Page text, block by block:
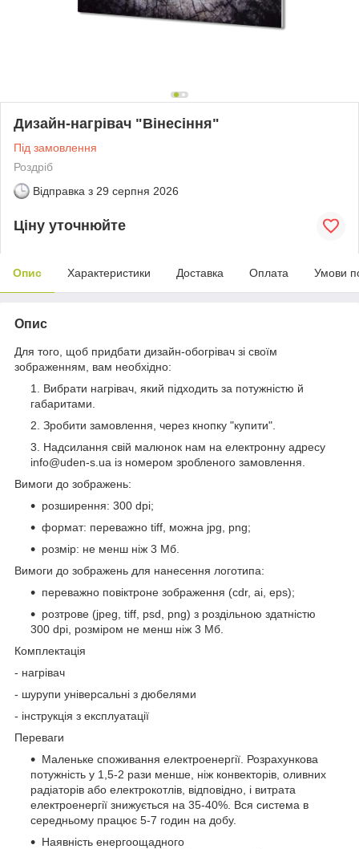
Дизайн-нагрівач "Вінесіння"
Під замовлення
Роздріб
Відправка з 29 серпня 2026
Ціну уточнюйте
Опис Характеристики Доставка Оплата Умови
Опис
Для того, щоб придбати дизайн-обогрівач зі своїм
зображенням, вам необхідно:
Вибрати нагрівач, який підходить за потужністю й
габаритами.
Зробити замовлення, через кнопку "купити".
Надсилання свій малюнок нам на електронну адресу
info@uden-s.ua із номером зробленого замовлення.
Вимоги до зображень:
розширення: 300 dpi;
формат: переважно tiff, можна jpg, png;
розмір: не менш ніж 3 Мб.
Вимоги до зображень для нанесення логотипа:
переважно повіктроне зображення (cdr, ai, eps);
розтрове (jpeg, tiff, psd, png) з роздільною здатністю
300 dpi, розміром не менш ніж 3 Мб.
Комплектація
- нагрівач
- шурупи універсальні з дюбелями
- інструкція з експлуатації
Переваги
Маленьке споживання електроенергії. Розрахункова
потужність у 1,5-2 рази менше, ніж конвекторів, оливних
радіаторів або електрокотлів, відповідно, і витрата
електроенергії знижується на 35-40%. Вся система в
середньому працює 5-7 годин на добу.
Наявність енергоощадного